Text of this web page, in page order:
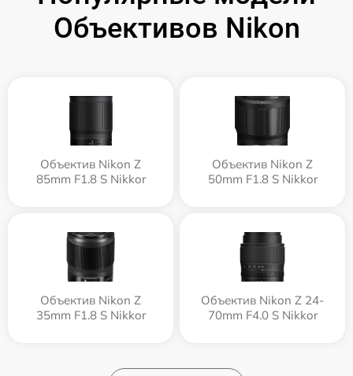
Объективов Nikon
Объектив Nikon Z
85mm F1.8 S Nikkor
Объектив Nikon Z
50mm F1.8 S Nikkor
Объектив Nikon Z
35mm F1.8 S Nikkor
Объектив Nikon Z 24-
70mm F4.0 S Nikkor